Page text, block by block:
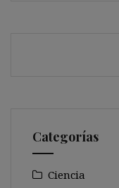
Categorías
Ciencia